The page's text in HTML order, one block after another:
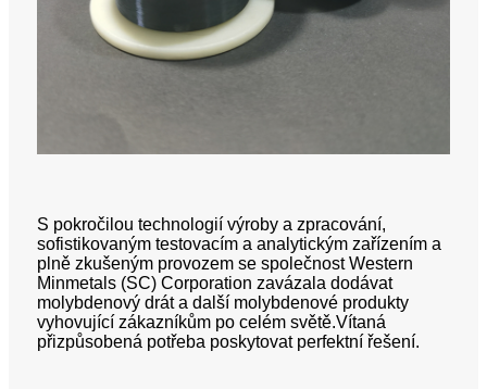
S pokročilou technologií výroby a zpracování,
sofistikovaným testovacím a analytickým zařízením a
plně zkušeným provozem se společnost Western
Minmetals (SC) Corporation zavázala dodávat
molybdenový drát a další molybdenové produkty
vyhovující zákazníkům po celém světě.Vítaná
přizpůsobená potřeba poskytovat perfektní řešení.